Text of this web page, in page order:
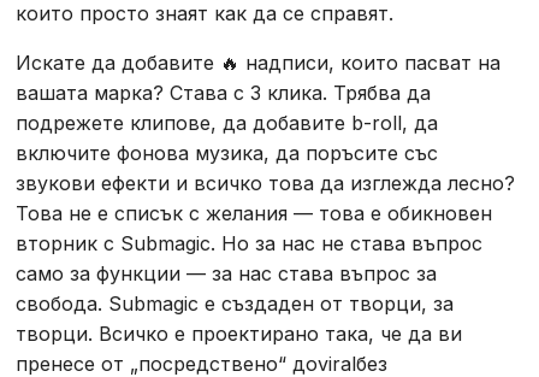
които просто знаят как да се справят.
Искате да добавите 🔥 надписи, които пасват на
вашата марка? Става с 3 клика. Трябва да
подрежете клипове, да добавите b-roll, да
включите фонова музика, да поръсите със
звукови ефекти и всичко това да изглежда лесно?
Това не е списък с желания — това е обикновен
вторник с Submagic. Но за нас не става въпрос
само за функции — за нас става въпрос за
свобода. Submagic е създаден от творци, за
творци. Всичко е проектирано така, че да ви
пренесе от „посредствено“ доviralбез